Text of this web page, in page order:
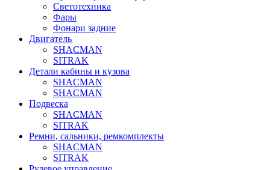
Светотехника
Фары
Фонари задние
Двигатель
SHACMAN
SITRAK
Детали кабины и кузова
SHACMAN
SHACMAN
Подвеска
SHACMAN
SITRAK
Ремни, сальники, ремкомплекты
SHACMAN
SITRAK